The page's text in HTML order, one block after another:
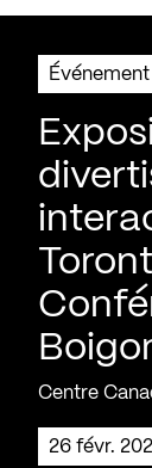
Événement
Centre
26 févr.